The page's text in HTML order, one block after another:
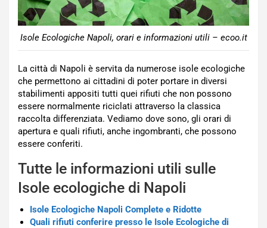
Isole Ecologiche Napoli, orari e informazioni utili – ecoo.it
La città di Napoli è servita da numerose isole ecologiche
che permettono ai cittadini di poter portare in diversi
stabilimenti appositi tutti quei rifiuti che non possono
essere normalmente riciclati attraverso la classica
raccolta differenziata. Vediamo dove sono, gli orari di
apertura e quali rifiuti, anche ingombranti, che possono
essere conferiti.
Tutte le informazioni utili sulle
Isole ecologiche di Napoli
Isole Ecologiche Napoli Complete e Ridotte
Quali rifiuti conferire presso le Isole Ecologiche di